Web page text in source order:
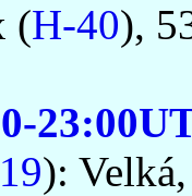
(H-40),
):